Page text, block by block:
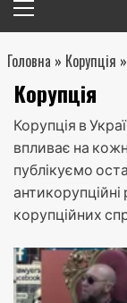
меню
Головна » Корупція »
Корупція
Корупція в
впливає на
публікуємо
антикорупційні
корупційних